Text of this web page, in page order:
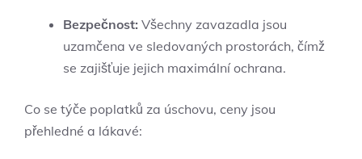
Bezpečnost: Všechny zavazadla jsou
uzamčena ve sledovaných prostorách, čímž
se zajišťuje jejich maximální ochrana.
Co se týče poplatků za úschovu, ceny jsou
přehledné a lákavé: